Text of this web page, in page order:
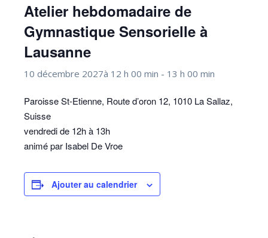
Atelier hebdomadaire de
Gymnastique Sensorielle à
Lausanne
10 décembre 2027à 12 h 00 min - 13 h 00 min
Paroisse St-Etienne, Route d’oron 12, 1010 La Sallaz,
Suisse
vendredi de 12h à 13h
animé par Isabel De Vroe
Ajouter au calendrier